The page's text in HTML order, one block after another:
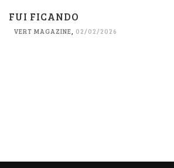
FUI FICANDO
VERT MAGAZINE, 02/02/2026